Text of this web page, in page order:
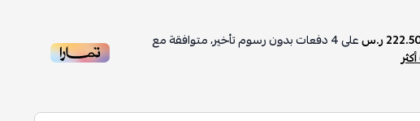
ر.س على4دفعات بدون رسوم تأخير، متوافقة مع